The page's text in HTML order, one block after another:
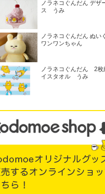
ノラネコぐんだん デザ
ス うみ
ノラネコぐんだん ぬ
ワンワンちゃん
ノラネコぐんだん 2枚
イスタオル うみ